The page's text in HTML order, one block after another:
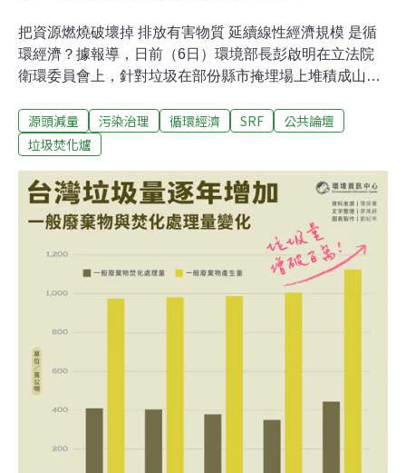
把資源燃燒破壞掉 排放有害物質 延續線性經濟規模 是循
環經濟？據報導，日前（6日）環境部長彭啟明在立法院
衛環委員會上，針對垃圾在部份縣市掩埋場上堆積成山，
倍的嚴峻問題表示，「目前全國有24座焚化廠正在升級整
備，預計每年可處理廢棄物總量能約650萬噸，加上正在
噸，最快2036年可將這84萬噸暫置垃圾完全去化。」「因
此針對短中長程規畫，彭啟明指出，短程將協調各縣市推
動固體再生燃料（SRF）的廢棄物循環；中程則提升焚化
爐處理量能，預計2027年總處理量達每年700萬噸；長程
則在今年底推出「資源循環法」草案，讓廢棄物轉廢為
能。」要12年才能去化84萬噸的暫置垃圾，而且短中長程
代復活的焚化政策：讓垃圾山堆得越來越高、越來越多，
源頭減量 污染治理 循環經濟 SRF
公共論壇
垃圾焚化爐